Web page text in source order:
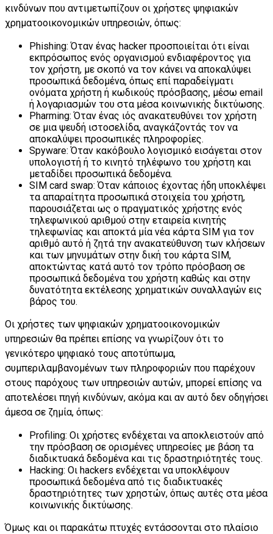
κινδύνων που αντιμετωπίζουν οι χρήστες ψηφιακών
χρηματοοικονομικών υπηρεσιών, όπως:
Phishing: Όταν ένας hacker προσποιείται ότι είναι
εκπρόσωπος ενός οργανισμού ενδιαφέροντος για
τον χρήστη, με σκοπό να τον κάνει να αποκαλύψει
προσωπικά δεδομένα, όπως επί παραδείγματι
ονόματα χρήστη ή κωδικούς πρόσβασης, μέσω email
ή λογαριασμών του στα μέσα κοινωνικής δικτύωσης.
Pharming: Όταν ένας ιός ανακατευθύνει τον χρήστη
σε μια ψευδή ιστοσελίδα, αναγκάζοντάς τον να
αποκαλύψει προσωπικές πληροφορίες.
Spyware: Όταν κακόβουλο λογισμικό εισάγεται στον
υπολογιστή ή το κινητό τηλέφωνο του χρήστη και
μεταδίδει προσωπικά δεδομένα.
SIM card swap: Όταν κάποιος έχοντας ήδη υποκλέψει
τα απαραίτητα προσωπικά στοιχεία του χρήστη,
παρουσιάζεται ως ο πραγματικός χρήστης ενός
τηλεφωνικού αριθμού στην εταιρεία κινητής
τηλεφωνίας και αποκτά μία νέα κάρτα SIM για τον
αριθμό αυτό ή ζητά την ανακατεύθυνση των κλήσεων
και των μηνυμάτων στην δική του κάρτα SIM,
αποκτώντας κατά αυτό τον τρόπο πρόσβαση σε
προσωπικά δεδομένα του χρήστη καθώς και στην
δυνατότητα εκτέλεσης χρηματικών συναλλαγών εις
βάρος του.
Οι χρήστες των ψηφιακών χρηματοοικονομικών
υπηρεσιών θα πρέπει επίσης να γνωρίζουν ότι το
γενικότερο ψηφιακό τους αποτύπωμα,
συμπεριλαμβανομένων των πληροφοριών που παρέχουν
στους παρόχους των υπηρεσιών αυτών, μπορεί επίσης να
αποτελέσει πηγή κινδύνων, ακόμα και αν αυτό δεν οδηγήσει
άμεσα σε ζημία, όπως:
Profiling: Οι χρήστες ενδέχεται να αποκλειστούν από
την πρόσβαση σε ορισμένες υπηρεσίες με βάση τα
διαδικτυακά δεδομένα και τις δραστηριότητές τους.
Hacking: Οι hackers ενδέχεται να υποκλέψουν
προσωπικά δεδομένα από τις διαδικτυακές
δραστηριότητες των χρηστών, όπως αυτές στα μέσα
κοινωνικής δικτύωσης.
Όμως και οι παρακάτω πτυχές εντάσσονται στο πλαίσιο